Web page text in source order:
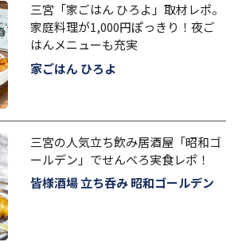
三宮「家ごはん ひろよ」取材レポ。
家庭料理が1,000円ぽっきり！夜ご
はんメニューも充実
家ごはん ひろよ
三宮の人気立ち飲み居酒屋「昭和ゴ
ールデン」でせんべろ実食レポ！
皆様酒場 立ち呑み 昭和ゴールデン